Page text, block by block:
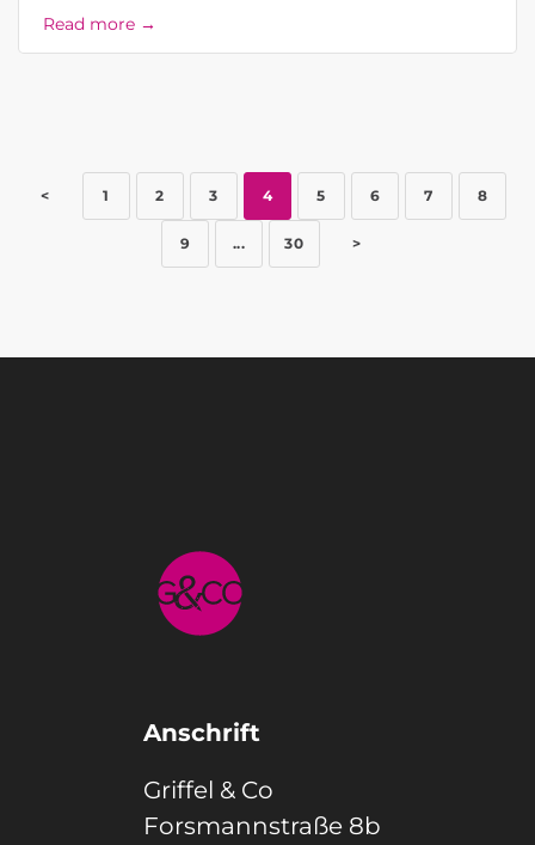
Read more →
< 1 2 3 4 5 6 7 8
9 ... 30 >
Anschrift
Griffel & Co
Forsmannstraße 8b